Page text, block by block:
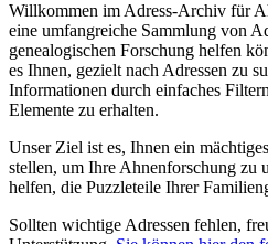
Willkommen im Adress-Archiv für
eine umfangreiche Sammlung von
genealogischen Forschung helfen
es Ihnen, gezielt nach Adressen zu
Informationen durch einfaches
Elemente zu erhalten.
Unser Ziel ist es, Ihnen ein
stellen, um Ihre Ahnenforschung zu
helfen, die Puzzleteile Ihrer
Sollten wichtige Adressen fehlen,